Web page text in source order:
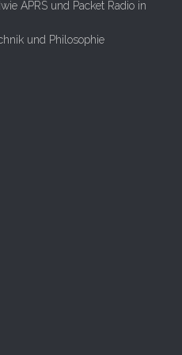
APRS und Packet Radio in
und Philosophie